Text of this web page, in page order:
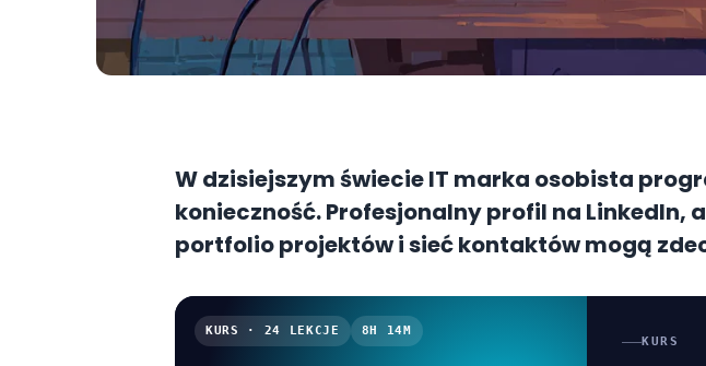
W dzisiejszym świecie IT marka osobista
konieczność. Profesjonalny profil na LinkedIn,
portfolio projektów i sieć kontaktów mogą
osobista to Twój wizerunek w branży – to, jak
i pamiętają. W tym artykule poznasz
KURS · 24 LEKCJE 8H 14M
KURS